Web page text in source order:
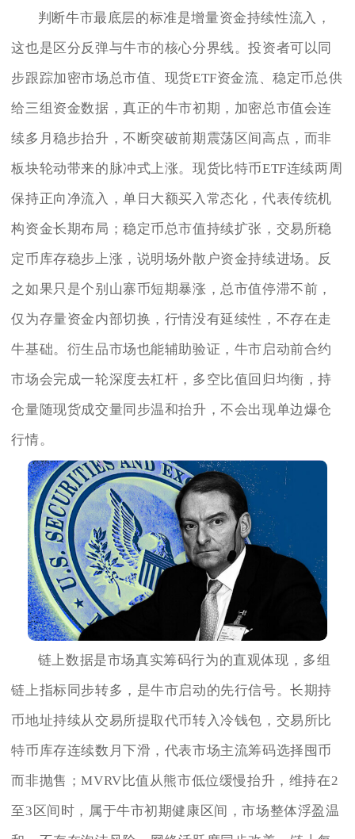
判断牛市最底层的标准是增量资金持续性流入，
这也是区分反弹与牛市的核心分界线。投资者可以同
步跟踪加密市场总市值、现货ETF资金流、稳定币总供
给三组资金数据，真正的牛市初期，加密总市值会连
续多月稳步抬升，不断突破前期震荡区间高点，而非
板块轮动带来的脉冲式上涨。现货比特币ETF连续两周
保持正向净流入，单日大额买入常态化，代表传统机
构资金长期布局；稳定币总市值持续扩张，交易所稳
定币库存稳步上涨，说明场外散户资金持续进场。反
之如果只是个别山寨币短期暴涨，总市值停滞不前，
仅为存量资金内部切换，行情没有延续性，不存在走
牛基础。衍生品市场也能辅助验证，牛市启动前合约
市场会完成一轮深度去杠杆，多空比值回归均衡，持
仓量随现货成交量同步温和抬升，不会出现单边爆仓
行情。
链上数据是市场真实筹码行为的直观体现，多组
链上指标同步转多，是牛市启动的先行信号。长期持
币地址持续从交易所提取代币转入冷钱包，交易所比
特币库存连续数月下滑，代表市场主流筹码选择囤币
而非抛售；MVRV比值从熊市低位缓慢抬升，维持在2
至3区间时，属于牛市初期健康区间，市场整体浮盈温